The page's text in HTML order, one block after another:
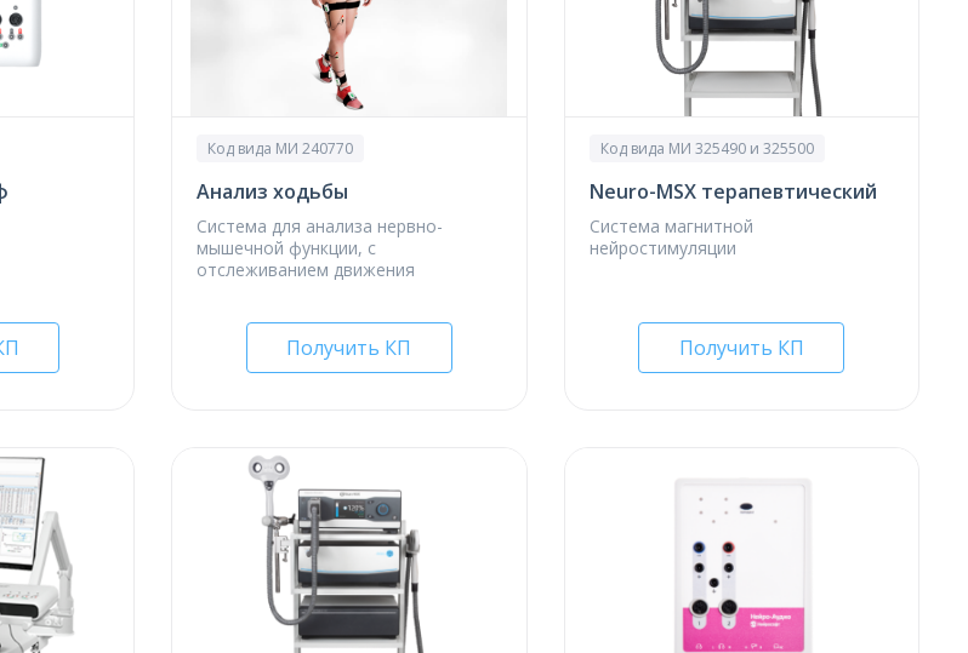
Код вида МИ 240770
Анализ ходьбы
Система для анализа нервно-
мышечной функции, с
отслеживанием движения
Получить КП
Код вида МИ 325490 и 325500
Neuro-МSX терапевтический
Система магнитной
нейростимуляции
Получить КП